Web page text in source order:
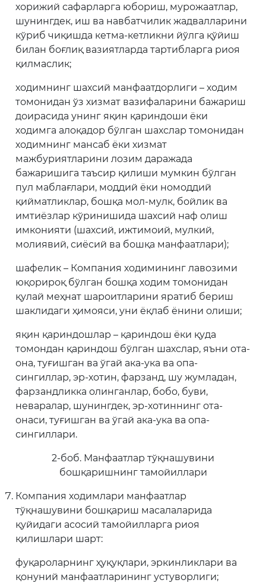
хорижий сафарларга юбориш, мурожаатлар,
шунингдек, иш ва навбатчилик жадвалларини
кўриб чиқишда кетма-кетликни йўлга қўйиш
билан боғлиқ вазиятларда тартибларга риоя
қилмаслик;
ходимнинг шахсий манфаатдорлиги – ходим
томонидан ўз хизмат вазифаларини бажариш
доирасида унинг яқин қариндоши ёки
ходимга алоқадор бўлган шахслар томонидан
ходимнинг мансаб ёки хизмат
мажбуриятларини лозим даражада
бажаришига таъсир қилиши мумкин бўлган
пул маблағлари, моддий ёки номоддий
қийматликлар, бошқа мол-мулк, бойлик ва
имтиёзлар кўринишида шахсий наф олиш
имконияти (шахсий, ижтимоий, мулкий,
молиявий, сиёсий ва бошқа манфаатлари);
шафелик – Компания ходимининг лавозими
юқорироқ бўлган бошқа ходим томонидан
қулай меҳнат шароитларини яратиб бериш
шаклидаги ҳимояси, уни ёқлаб ёнини олиши;
яқин қариндошлар – қариндош ёки қуда
томондан қариндош бўлган шахслар, яъни ота-
она, туғишган ва ўгай ака-ука ва опа-
сингиллар, эр-хотин, фарзанд, шу жумладан,
фарзандликка олинганлар, бобо, буви,
неваралар, шунингдек, эр-хотиннинг ота-
онаси, туғишган ва ўгай ака-ука ва опа-
сингиллари.
2-боб. Манфаатлар тўқнашувини
бошқаришнинг тамойиллари
Компания ходимлари манфаатлар
тўқнашувини бошқариш масалаларида
қуйидаги асосий тамойилларга риоя
қилишлари шарт:
фуқароларнинг ҳуқуқлари, эркинликлари ва
қонуний манфаатларининг устуворлиги;